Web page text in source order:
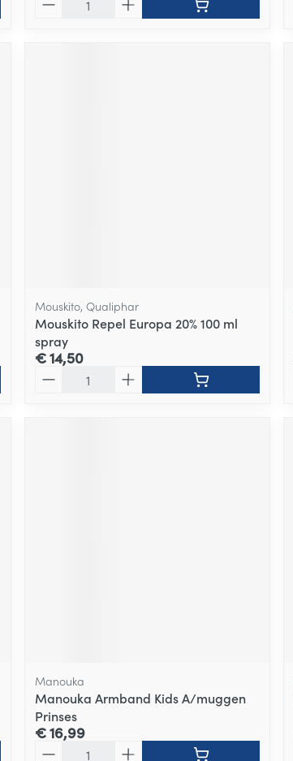
Mouskito, Qualiphar
Mouskito Repel Europa 20% 100 ml
spray
€ 14,50
Manouka
Manouka Armband Kids A/muggen
Prinses
€ 16,99